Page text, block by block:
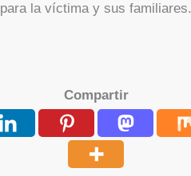
para la víctima y sus familiares.
Compartir